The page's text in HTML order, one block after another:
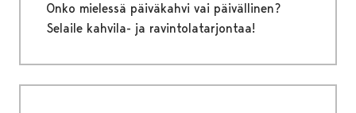
Onko mielessä päiväkahvi vai päivällinen?
Selaile kahvila- ja ravintolatarjontaa!